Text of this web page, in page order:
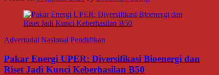
Advertorial Nasional Pendidikan
Pakar Energi UPER: Diversifikasi Bioenergi dan
Riset Jadi Kunci Keberhasilan B50